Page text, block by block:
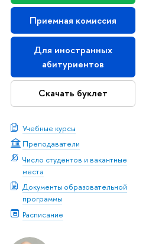
Приемная комиссия
Для иностранных
абитуриентов
Скачать буклет
Учебные курсы
Преподаватели
Число студентов и вакантные
места
Документы образовательной
программы
Расписание